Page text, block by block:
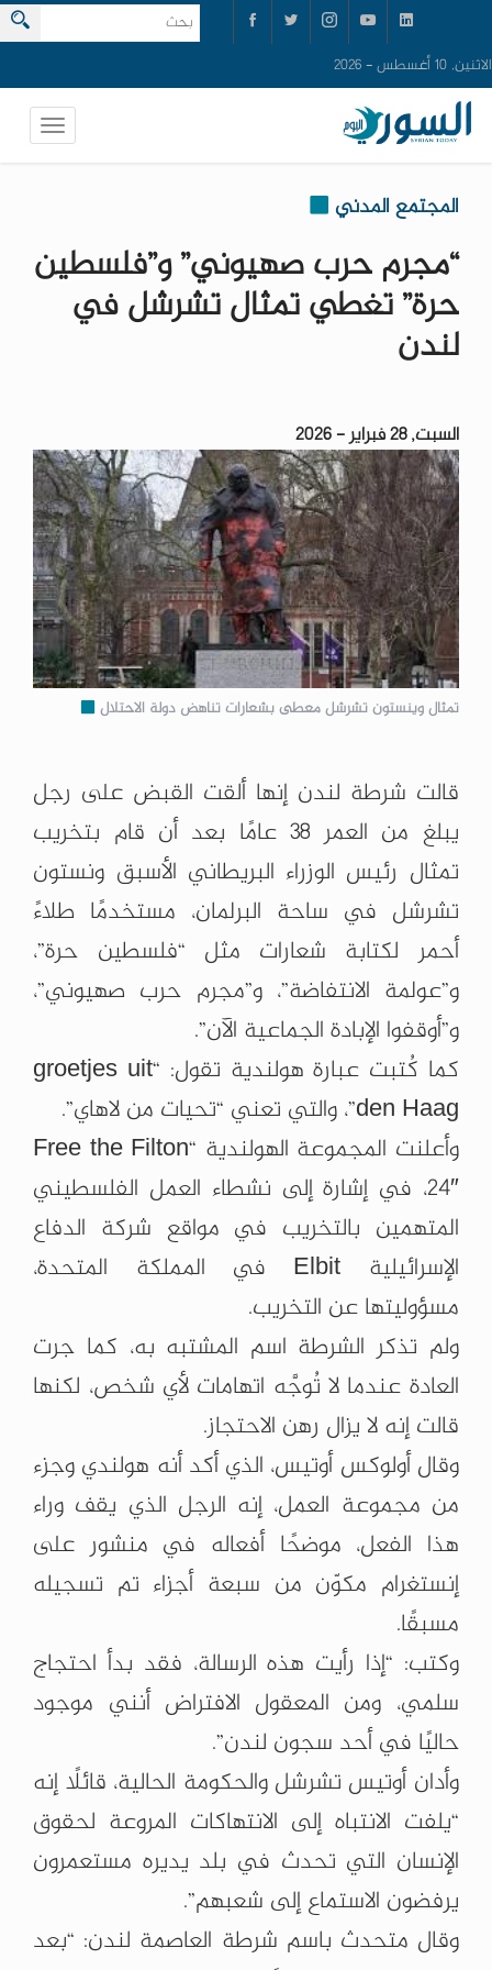
الاثنين, 10 أغسطس - 2026
المجتمع المدني
“مجرم حرب صهيوني” و”فلسطين
حرة” تغطي تمثال تشرشل في
لندن
السبت, 28 فبراير - 2026
تمثال وينستون تشرشل معطى بشعارات تناهض دولة الاحتلال
قالت شرطة لندن إنها ألقت القبض على رجل
يبلغ من العمر 38 عامًا بعد أن قام بتخريب
تمثال رئيس الوزراء البريطاني الأسبق ونستون
تشرشل في ساحة البرلمان، مستخدمًا طلاءً
أحمر لكتابة شعارات مثل “فلسطين حرة”،
و”عولمة الانتفاضة”، و”مجرم حرب صهيوني”،
و”أوقفوا الإبادة الجماعية الآن”.
كما كُتبت عبارة هولندية تقول: “groetjes uit
den Haag”، والتي تعني “تحيات من لاهاي”.
وأعلنت المجموعة الهولندية “Free the Filton
24″، في إشارة إلى نشطاء العمل الفلسطيني
المتهمين بالتخريب في مواقع شركة الدفاع
الإسرائيلية Elbit في المملكة المتحدة،
مسؤوليتها عن التخريب.
ولم تذكر الشرطة اسم المشتبه به، كما جرت
العادة عندما لا تُوجَّه اتهامات لأي شخص، لكنها
قالت إنه لا يزال رهن الاحتجاز.
وقال أولوكس أوتيس، الذي أكد أنه هولندي وجزء
من مجموعة العمل، إنه الرجل الذي يقف وراء
هذا الفعل، موضحًا أفعاله في منشور على
إنستغرام مكوّن من سبعة أجزاء تم تسجيله
مسبقًا.
وكتب: “إذا رأيت هذه الرسالة، فقد بدأ احتجاج
سلمي، ومن المعقول الافتراض أنني موجود
حاليًا في أحد سجون لندن”.
وأدان أوتيس تشرشل والحكومة الحالية، قائلًا إنه
“يلفت الانتباه إلى الانتهاكات المروعة لحقوق
الإنسان التي تحدث في بلد يديره مستعمرون
يرفضون الاستماع إلى شعبهم”.
وقال متحدث باسم شرطة العاصمة لندن: “بعد